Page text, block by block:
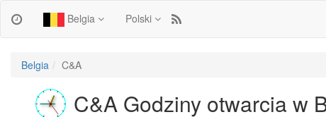
Belgia Polski
Belgia C&A
C&A Godziny otwarcia w